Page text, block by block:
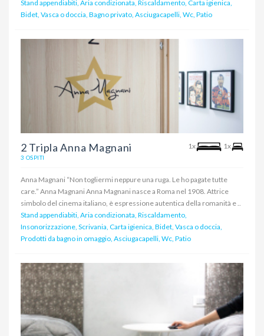
Stand appendiabiti, Aria condizionata, Riscaldamento, Carta igienica,
Bidet, Vasca o doccia, Bagno privato, Asciugacapelli, Wc, Patio
2 Tripla Anna Magnani 1x 1x
3 OSPITI
Anna Magnani “Non togliermi neppure una ruga. Le ho pagate tutte
care.” Anna Magnani Anna Magnani nasce a Roma nel 1908. Attrice
simbolo del cinema italiano, è espressione autentica della romanità e ..
Stand appendiabiti, Aria condizionata, Riscaldamento,
Insonorizzazione, Scrivania, Carta igienica, Bidet, Vasca o doccia,
Prodotti da bagno in omaggio, Asciugacapelli, Wc, Patio